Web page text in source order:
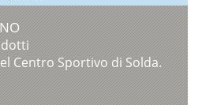
Centro Sportivo di Solda.